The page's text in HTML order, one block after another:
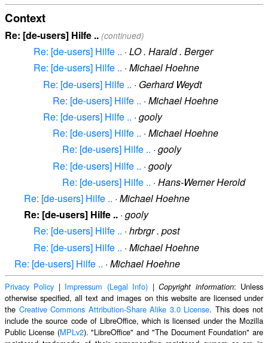
Context
Re: [de-users] Hilfe .. (continued)
Re: [de-users] Hilfe .. · LO . Harald . Berger
Re: [de-users] Hilfe .. · Michael Hoehne
Re: [de-users] Hilfe .. · Gerhard Weydt
Re: [de-users] Hilfe .. · Michael Hoehne
Re: [de-users] Hilfe .. · gooly
Re: [de-users] Hilfe .. · Michael Hoehne
Re: [de-users] Hilfe .. · gooly
Re: [de-users] Hilfe .. · gooly
Re: [de-users] Hilfe .. · Hans-Werner Herold
Re: [de-users] Hilfe .. · Michael Hoehne
Re: [de-users] Hilfe .. · gooly
Re: [de-users] Hilfe .. · hrbrgr . post
Re: [de-users] Hilfe .. · Michael Hoehne
Re: [de-users] Hilfe .. · Michael Hoehne
Privacy Policy | Impressum (Legal Info) |Copyright information: Unless
otherwise specified, all text and images on this website are licensed under
the Creative Commons Attribution-Share Alike 3.0 License. This does not
include the source code of LibreOffice, which is licensed under the Mozilla
Public License (MPLv2). "LibreOffice" and "The Document Foundation" are